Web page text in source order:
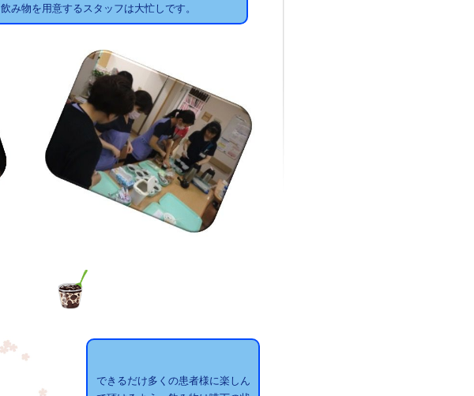
飲み物を用意するスタッフは大忙しです。
できるだけ多くの患者様に楽しん